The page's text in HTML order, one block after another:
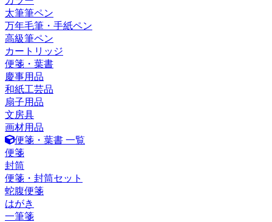
太筆筆ペン
万年毛筆・手紙ペン
高級筆ペン
カートリッジ
便箋・葉書
慶事用品
和紙工芸品
扇子用品
文房具
画材用品
便箋・葉書 一覧
便箋
封筒
便箋・封筒セット
蛇腹便箋
はがき
一筆箋